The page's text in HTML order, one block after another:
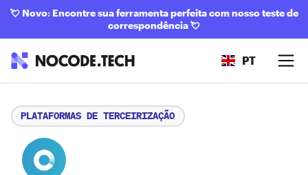
💘Novo: Encontre sua ferramenta perfeita com nosso teste de
correspondência💘
PT
PLATAFORMAS DE TERCEIRIZAÇÃO